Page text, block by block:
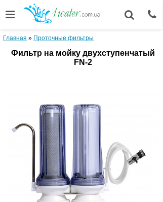
Главная » Проточные фильтры
Фильтр на мойку двухступенчатый
FN-2